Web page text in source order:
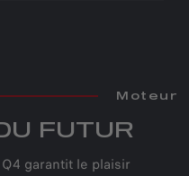
Moteur
FUTUR
garantit le plaisir